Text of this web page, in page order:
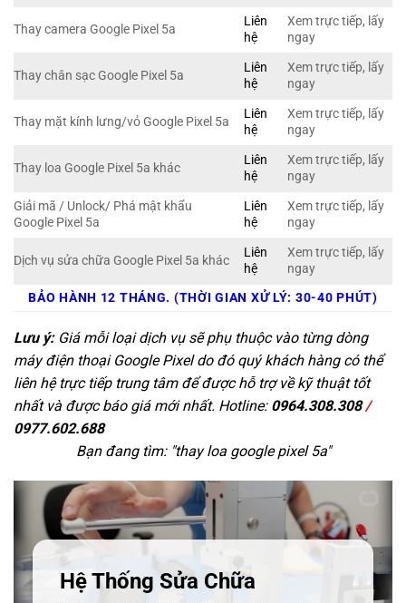
Thay camera Google Pixel 5a
Liên
hệ
Xem trực tiếp, lấy
ngay
Thay chân sạc Google Pixel 5a
Liên
hệ
Xem trực tiếp, lấy
ngay
Thay mặt kính lưng/vỏ Google Pixel 5a
Liên
hệ
Xem trực tiếp, lấy
ngay
Thay loa Google Pixel 5a khác
Liên
hệ
Xem trực tiếp, lấy
ngay
Giải mã / Unlock/ Phá mật khẩu
Google Pixel 5a
Liên
hệ
Xem trực tiếp, lấy
ngay
Dịch vụ sửa chữa Google Pixel 5a khác
Liên
hệ
Xem trực tiếp, lấy
ngay
BẢO HÀNH 12 THÁNG. (THỜI GIAN XỬ LÝ: 30-40 PHÚT)
Lưu ý:Giá mỗi loại dịch vụ sẽ phụ thuộc vào từng dòng
máy điện thoại Google Pixel do đó quý khách hàng có thể
liên hệ trực tiếp trung tâm để được hỗ trợ về kỹ thuật tốt
nhất và được báo giá mới nhất. Hotline: 0964.308.308/
0977.602.688
Bạn đang tìm: "thay loa google pixel 5a"
Hệ Thống Sửa Chữa